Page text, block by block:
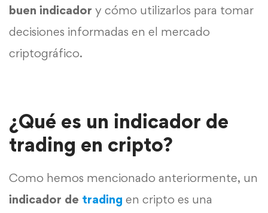
buen indicador y cómo utilizarlos para tomar
decisiones informadas en el mercado
criptográfico.
¿Qué es un indicador de
trading en cripto?
Como hemos mencionado anteriormente, un
indicador de trading en cripto es una